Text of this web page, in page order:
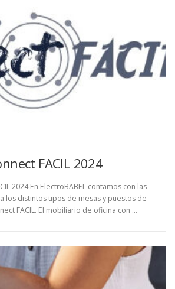
FACIL 2024
2024 En ElectroBABEL contamos con las
los distintos tipos de mesas y puestos de
FACIL. El mobiliario de oficina con …